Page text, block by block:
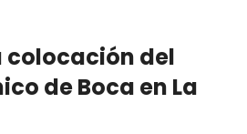
colocación del
de Boca en La